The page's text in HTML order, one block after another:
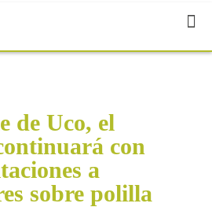
de Uco, el
con
a
sobre polilla